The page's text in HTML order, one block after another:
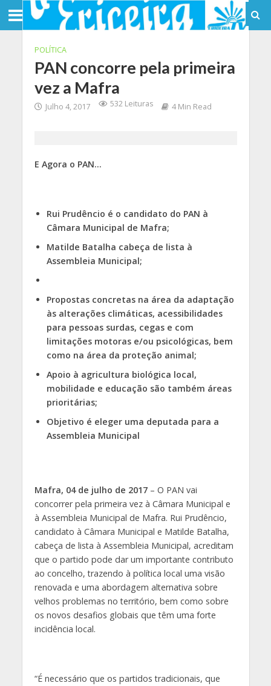
POLÍTICA
PAN concorre pela primeira
vez a Mafra
Julho 4, 2017 532 Leituras 4 Min Read
E Agora o PAN…
Rui Prudêncio é o candidato do PAN à
Câmara Municipal de Mafra;
Matilde Batalha cabeça de lista à
Assembleia Municipal;
Propostas concretas na área da adaptação
às alterações climáticas, acessibilidades
para pessoas surdas, cegas e com
limitações motoras e/ou psicológicas, bem
como na área da proteção animal;
Apoio à agricultura biológica local,
mobilidade e educação são também áreas
prioritárias;
Objetivo é eleger uma deputada para a
Assembleia Municipal
Mafra, 04 de julho de 2017– O PAN vai
concorrer pela primeira vez à Câmara Municipal e
à Assembleia Municipal de Mafra. Rui Prudêncio,
candidato à Câmara Municipal e Matilde Batalha,
cabeça de lista à Assembleia Municipal, acreditam
que o partido pode dar um importante contributo
ao concelho, trazendo à política local uma visão
renovada e uma abordagem alternativa sobre
velhos problemas no território, bem como sobre
os novos desafios globais que têm uma forte
incidência local.
“É necessário que os partidos tradicionais, que